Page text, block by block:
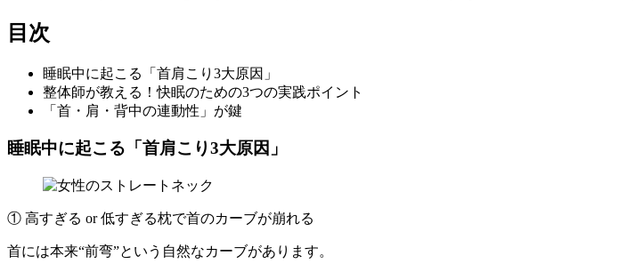
目次
睡眠中に起こる「首肩こり3大原因」
整体師が教える！快眠のための3つの実践ポイント
「首・肩・背中の連動性」が鍵
睡眠中に起こる「首肩こり3大原因」
① 高すぎる or 低すぎる枕で首のカーブが崩れる
首には本来“前弯”という自然なカーブがあります。